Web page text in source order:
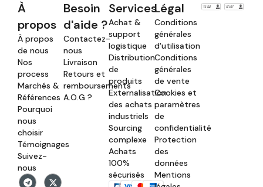
À
propos
À propos
de nous
Nos
process
Marchés &
Références
Pourquoi
nous
choisir
Témoignages
Suivez-
nous
Besoin
d'aide ?
Contactez-
nous
Livraison
Retours et
remboursements
A.O.G ?
Services
Achat &
support
logistique
Distribution
de
produits
Externalisation
des achats
industriels
Sourcing
complexe
Achats
100%
sécurisés
Légal
Conditions
générales
d'utilisation
Conditions
générales
de vente
Cookies et
paramètres
de
confidentialité
Protection
des
données
Mentions